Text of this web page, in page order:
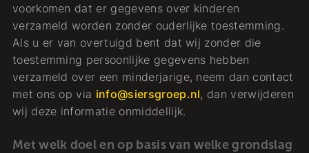
voorkomen dat er gegevens over kinderen
verzameld worden zonder ouderlijke toestemming.
Als u er van overtuigd bent dat wij zonder die
toestemming persoonlijke gegevens hebben
verzameld over een minderjarige, neem dan contact
met ons op via info@siersgroep.nl, dan verwijderen
wij deze informatie onmiddellijk.
Met welk doel en op basis van welke grondslag